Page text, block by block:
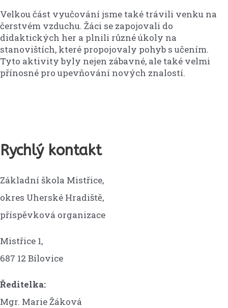
Velkou část vyučování jsme také trávili venku na
čerstvém vzduchu. Žáci se zapojovali do
didaktických her a plnili různé úkoly na
stanovištích, které propojovaly pohyb s učením.
Tyto aktivity byly nejen zábavné, ale také velmi
přínosné pro upevňování nových znalostí.
Rychlý kontakt
Základní škola Mistřice,
okres Uherské Hradiště,
příspěvková organizace
Mistřice 1,
687 12 Bílovice
Ředitelka:
Mgr. Marie Žáková